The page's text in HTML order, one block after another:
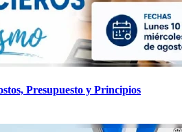
Presupuesto y Principios